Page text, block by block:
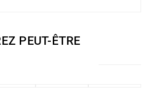
PEUT-ÊTRE